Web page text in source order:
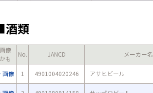
類
画像
かも
No. JANCD メーカー名
画像 1 4901004020246 アサヒビール